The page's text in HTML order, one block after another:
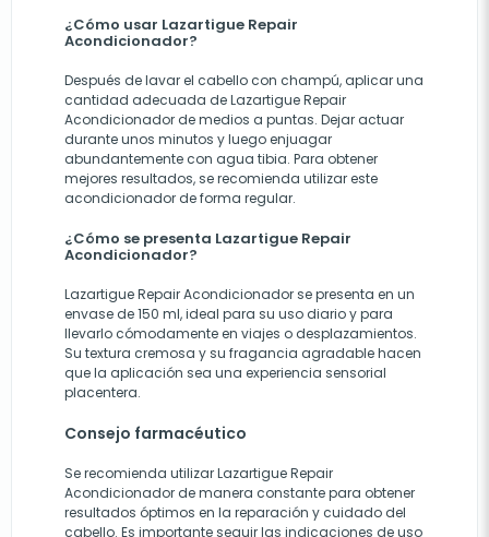
¿Cómo usar Lazartigue Repair
Acondicionador?
Después de lavar el cabello con champú, aplicar una
cantidad adecuada de Lazartigue Repair
Acondicionador de medios a puntas. Dejar actuar
durante unos minutos y luego enjuagar
abundantemente con agua tibia. Para obtener
mejores resultados, se recomienda utilizar este
acondicionador de forma regular.
¿Cómo se presenta Lazartigue Repair
Acondicionador?
Lazartigue Repair Acondicionador se presenta en un
envase de 150 ml, ideal para su uso diario y para
llevarlo cómodamente en viajes o desplazamientos.
Su textura cremosa y su fragancia agradable hacen
que la aplicación sea una experiencia sensorial
placentera.
Consejo farmacéutico
Se recomienda utilizar Lazartigue Repair
Acondicionador de manera constante para obtener
resultados óptimos en la reparación y cuidado del
cabello. Es importante seguir las indicaciones de uso